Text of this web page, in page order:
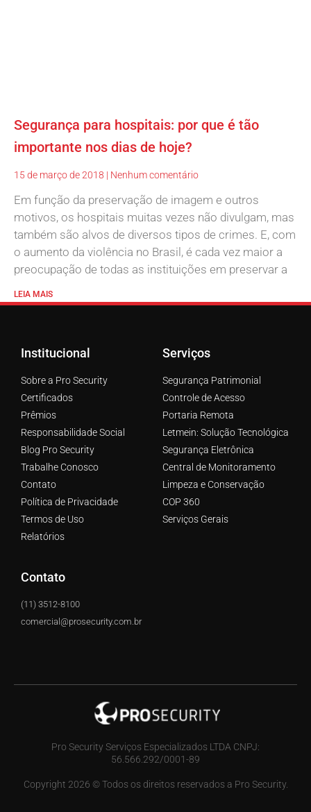
Segurança para hospitais: por que é tão
importante nos dias de hoje?
15 de março de 2018 Nenhum comentário
Em função da preservação de imagem e outros
motivos, os hospitais muitas vezes não divulgam, mas
também são alvos de diversos tipos de crimes. E, com
o aumento da violência no Brasil, é cada vez maior a
preocupação de todas as instituições em preservar a
LEIA MAIS
Institucional
Sobre a Pro Security
Certificados
Prêmios
Responsabilidade Social
Blog Pro Security
Trabalhe Conosco
Contato
Política de Privacidade
Termos de Uso
Relatórios
Serviços
Segurança Patrimonial
Controle de Acesso
Portaria Remota
Letmein: Solução Tecnológica
Segurança Eletrônica
Central de Monitoramento
Limpeza e Conservação
COP 360
Serviços Gerais
Contato
(11) 3512-8100
comercial@prosecurity.com.br
Pro Security Serviços Especializados LTDA CNPJ:
56.566.292/0001-89
Copyright 2026 © Todos os direitos reservados a Pro Security.